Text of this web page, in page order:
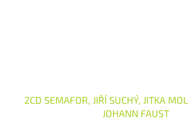
2CD SEMAFOR, JIŘÍ SUCHÝ, JITKA
JOHANN FAUST